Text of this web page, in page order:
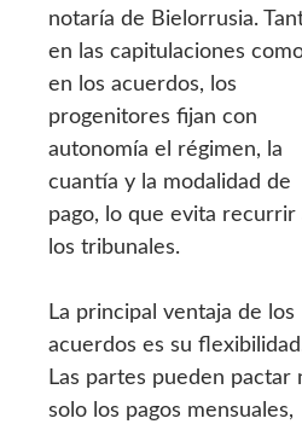
notaría de Bielorrusia.
en las capitulaciones
en los acuerdos, los
progenitores fijan con
autonomía el régimen, la
cuantía y la modalidad de
pago, lo que evita recurrir
los tribunales.
La principal ventaja de los
acuerdos es su
Las partes pueden pactar
solo los pagos mensuales,